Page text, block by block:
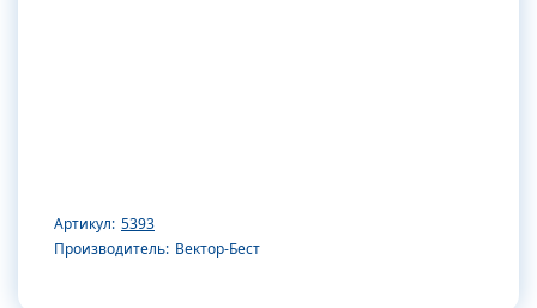
Артикул: 5393
Производитель: Вектор-Бест